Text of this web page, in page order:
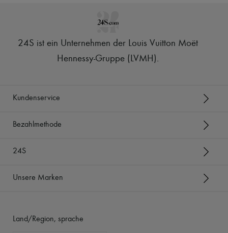
24S ist ein Unternehmen der Louis Vuitton Moët
Hennessy-Gruppe (LVMH).
Kundenservice
Bezahlmethode
24S
Unsere Marken
Land/Region, sprache